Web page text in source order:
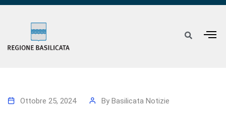
Ottobre 25, 2024 By Basilicata Notizie